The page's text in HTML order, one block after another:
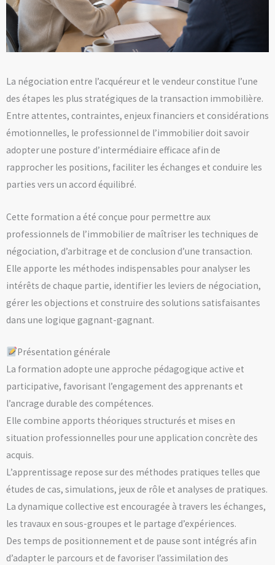
La négociation entre l’acquéreur et le vendeur constitue l’une
des étapes les plus stratégiques de la transaction immobilière.
Entre attentes, contraintes, enjeux financiers et considérations
émotionnelles, le professionnel de l’immobilier doit savoir
adopter une posture d’intermédiaire efficace afin de
rapprocher les positions, faciliter les échanges et conduire les
parties vers un accord équilibré.
Cette formation a été conçue pour permettre aux
professionnels de l’immobilier de maîtriser les techniques de
négociation, d’arbitrage et de conclusion d’une transaction.
Elle apporte les méthodes indispensables pour analyser les
intérêts de chaque partie, identifier les leviers de négociation,
gérer les objections et construire des solutions satisfaisantes
dans une logique gagnant-gagnant.
Présentation générale
La formation adopte une approche pédagogique active et
participative, favorisant l’engagement des apprenants et
l’ancrage durable des compétences.
Elle combine apports théoriques structurés et mises en
situation professionnelles pour une application concrète des
acquis.
L’apprentissage repose sur des méthodes pratiques telles que
études de cas, simulations, jeux de rôle et analyses de pratiques.
La dynamique collective est encouragée à travers les échanges,
les travaux en sous-groupes et le partage d’expériences.
Des temps de positionnement et de pause sont intégrés afin
d’adapter le parcours et de favoriser l’assimilation des